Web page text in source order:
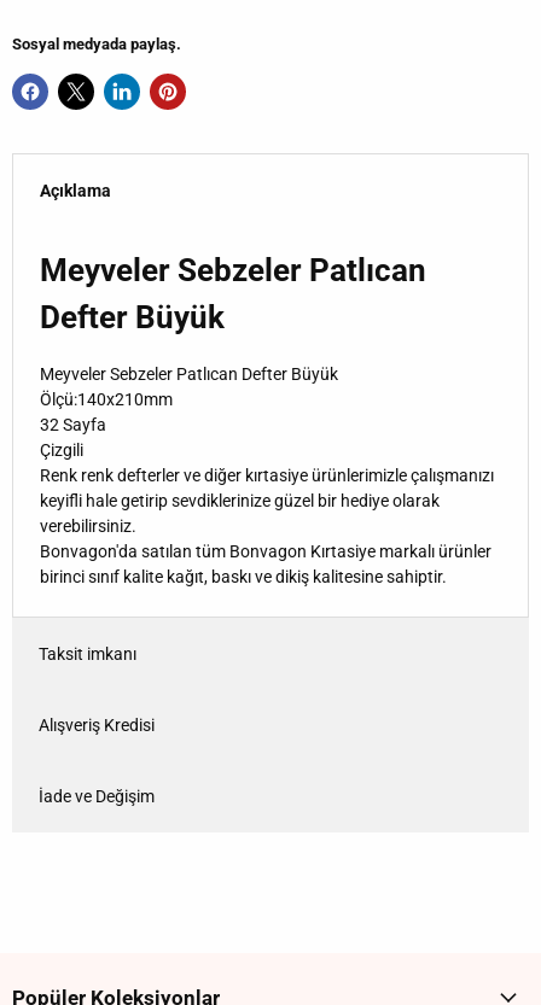
Sosyal medyada paylaş.
Açıklama
Meyveler Sebzeler Patlıcan
Defter Büyük
Meyveler Sebzeler Patlıcan Defter Büyük
Ölçü:140x210mm
32 Sayfa
Çizgili
Renk renk defterler ve diğer kırtasiye ürünlerimizle çalışmanızı
keyifli hale getirip sevdiklerinize güzel bir hediye olarak
verebilirsiniz.
Bonvagon'da satılan tüm Bonvagon Kırtasiye markalı ürünler
birinci sınıf kalite kağıt, baskı ve dikiş kalitesine sahiptir.
Taksit imkanı
Alışveriş Kredisi
İade ve Değişim
Popüler Koleksiyonlar